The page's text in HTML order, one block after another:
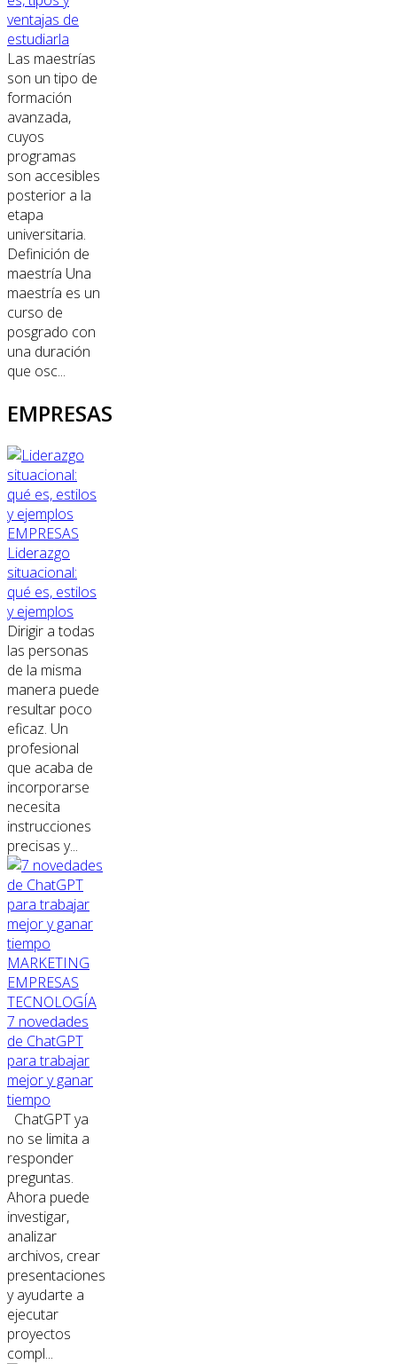
ventajas de
estudiarla
Las maestrías
son un tipo de
formación
avanzada,
cuyos
programas
son accesibles
posterior a la
etapa
universitaria.
Definición de
maestría Una
maestría es un
curso de
posgrado con
una duración
que osc...
EMPRESAS
EMPRESAS
Liderazgo
situacional:
qué es, estilos
y ejemplos
Dirigir a todas
las personas
de la misma
manera puede
resultar poco
eficaz. Un
profesional
que acaba de
incorporarse
necesita
instrucciones
precisas y...
MARKETING
EMPRESAS
TECNOLOGÍA
7 novedades
de ChatGPT
para trabajar
mejor y ganar
tiempo
ChatGPT ya
no se limita a
responder
preguntas.
Ahora puede
investigar,
analizar
archivos, crear
presentaciones
y ayudarte a
ejecutar
proyectos
compl...